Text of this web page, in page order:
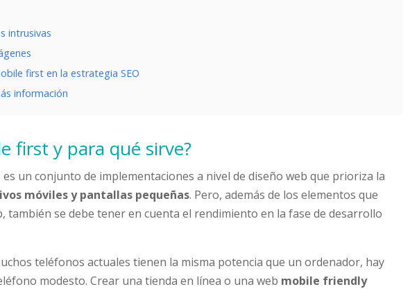
intrusivas
first en la estrategia SEO
información
first y para qué sirve?
es un conjunto de implementaciones a nivel de diseño web que prioriza la
móviles y pantallas pequeñas. Pero, además de los elementos que
también se debe tener en cuenta el rendimiento en la fase de desarrollo
teléfonos actuales tienen la misma potencia que un ordenador, hay
modesto. Crear una tienda en línea o una web mobile friendly